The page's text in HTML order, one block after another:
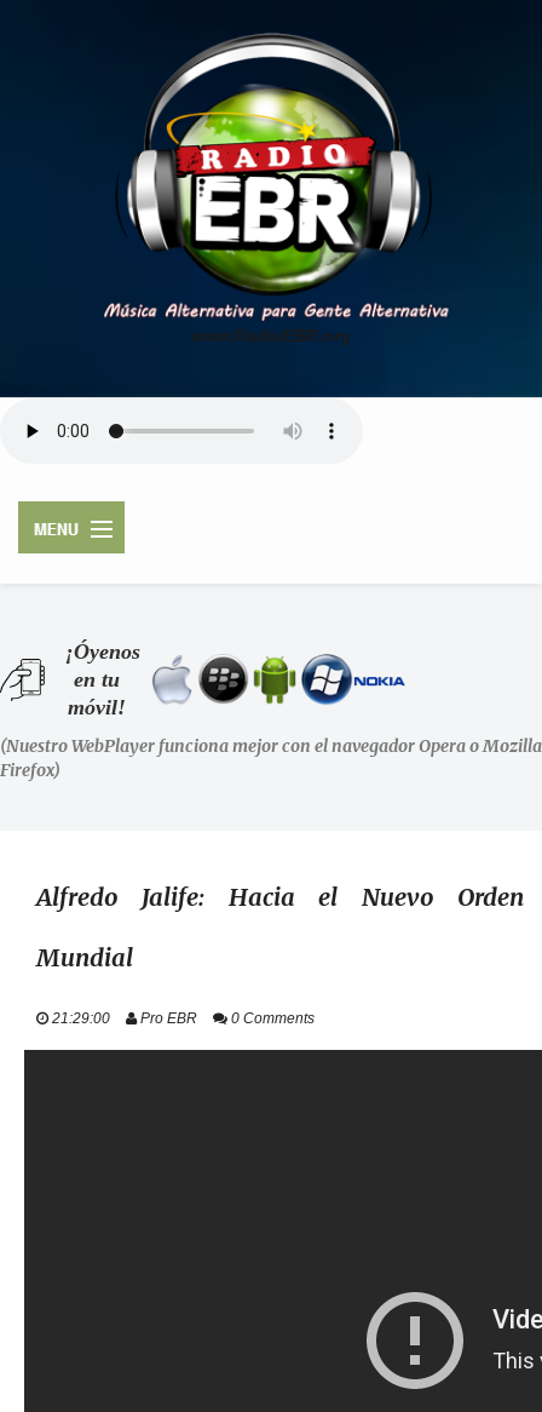
www.RadioEBR.org
SHOWS
LA RADIO
STAFF
EVENTOS
+ INFO
¡Óyenos
en tu
móvil!
(Nuestro WebPlayer funciona mejor con el navegador Opera o Mozilla
Firefox)
Alfredo Jalife: Hacia el Nuevo Orden
Mundial
21:29:00 Pro EBR 0 Comments